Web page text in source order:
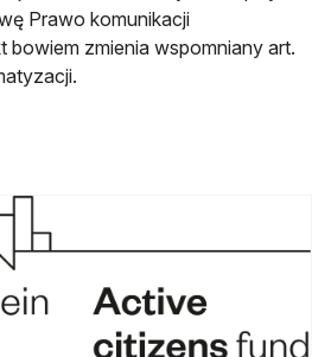
Prawo komunikacji
bowiem zmienia wspomniany art.